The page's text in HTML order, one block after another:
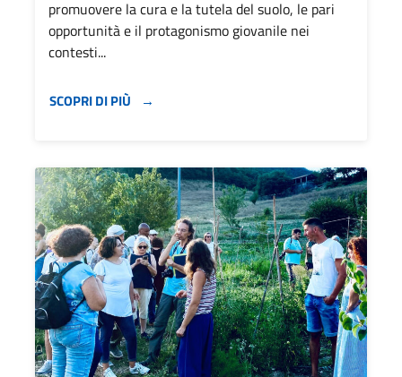
promuovere la cura e la tutela del suolo, le pari
opportunità e il protagonismo giovanile nei
contesti...
SCOPRI DI PIÙ